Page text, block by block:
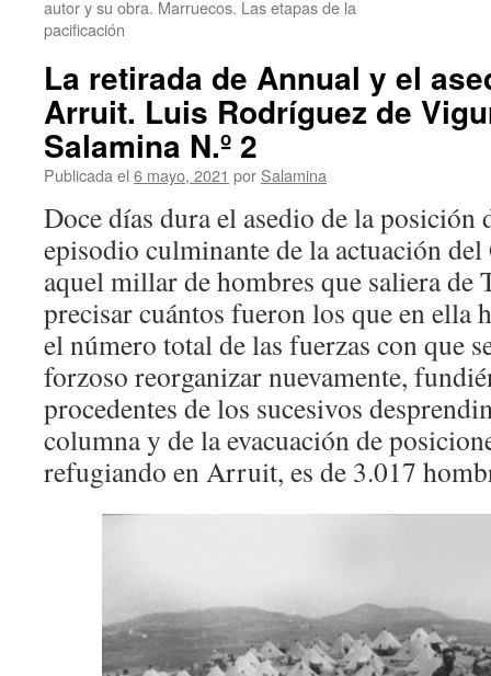
autor y su obra. Marruecos. Las etapas de la
pacificación
La retirada de Annual y el
Arruit. Luis Rodríguez de
Salamina N.º 2
Publicada el 6 mayo, 2021 por Salamina
Doce días dura el asedio de la
episodio culminante de la actuación
aquel millar de hombres que saliera de
precisar cuántos fueron los que en ella
el número total de las fuerzas con que
forzoso reorganizar nuevamente,
procedentes de los sucesivos
columna y de la evacuación de
refugiando en Arruit, es de 3.017